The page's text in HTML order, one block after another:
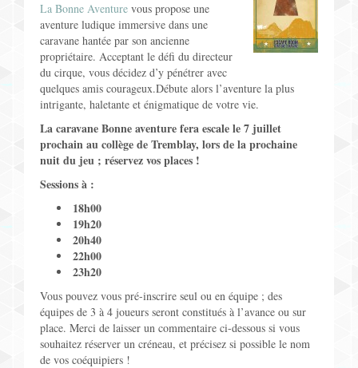
Jeux pour Enfants
Jeux de Rôle
Contact
La Bonne Aventure vous propose une
aventure ludique immersive dans une
caravane hantée par son ancienne
propriétaire. Acceptant le défi du directeur
du cirque, vous décidez d’y pénétrer avec
quelques amis courageux.Débute alors l’aventure la plus
intrigante, haletante et énigmatique de votre vie.
La caravane Bonne aventure fera escale le 7 juillet
prochain au collège de Tremblay, lors de la prochaine
nuit du jeu ; réservez vos places !
Sessions à :
18h00
19h20
20h40
22h00
23h20
Vous pouvez vous pré-inscrire seul ou en équipe ; des
équipes de 3 à 4 joueurs seront constitués à l’avance ou sur
place. Merci de laisser un commentaire ci-dessous si vous
souhaitez réserver un créneau, et précisez si possible le nom
de vos coéquipiers !